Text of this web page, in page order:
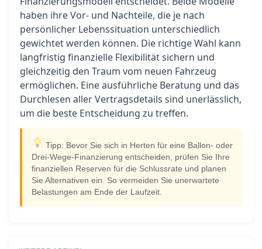
haben ihre Vor- und Nachteile, die je nach
persönlicher Lebenssituation unterschiedlich
gewichtet werden können. Die richtige Wahl kann
langfristig finanzielle Flexibilität sichern und
gleichzeitig den Traum vom neuen Fahrzeug
ermöglichen. Eine ausführliche Beratung und das
Durchlesen aller Vertragsdetails sind unerlässlich,
um die beste Entscheidung zu treffen.
Tipp: Bevor Sie sich in Herten für eine Ballon- oder
Drei-Wege-Finanzierung entscheiden, prüfen Sie Ihre
finanziellen Reserven für die Schlussrate und planen
Sie Alternativen ein. So vermeiden Sie unerwartete
Belastungen am Ende der Laufzeit.